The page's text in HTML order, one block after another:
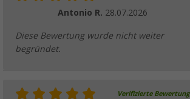
Antonio R. 28.07.2026
Diese Bewertung wurde nicht weiter
begründet.
Verifizierte Bewertung